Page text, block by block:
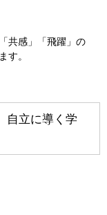
共感」「飛躍」の
す。
自立に導く学